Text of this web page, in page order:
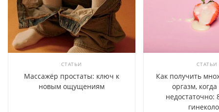
СТАТЬИ
Массажёр простаты: ключ к
новым ощущениям
СТАТЬИ
Как получить
оргазм,
недостаточно: